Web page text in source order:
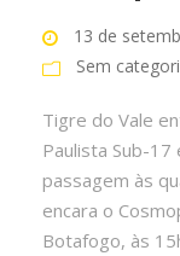
13 de
Sem
Tigre do Vale
Paulista Sub-
passagem às
encara o
Botafogo, às